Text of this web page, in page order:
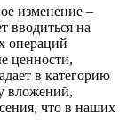
изменение –
вводиться на
операций
ценности,
в категорию
вложений,
что в наших